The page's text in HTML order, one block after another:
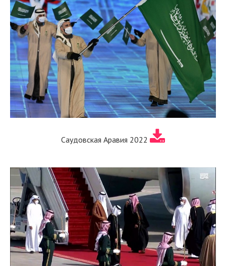
Саудовская Аравия 2022